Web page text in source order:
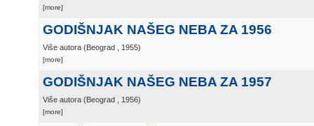
[more]
GODIŠNJAK NAŠEG NEBA ZA 1956
Više autora (Beograd , 1955)
[more]
GODIŠNJAK NAŠEG NEBA ZA 1957
Više autora (Beograd , 1956)
[more]